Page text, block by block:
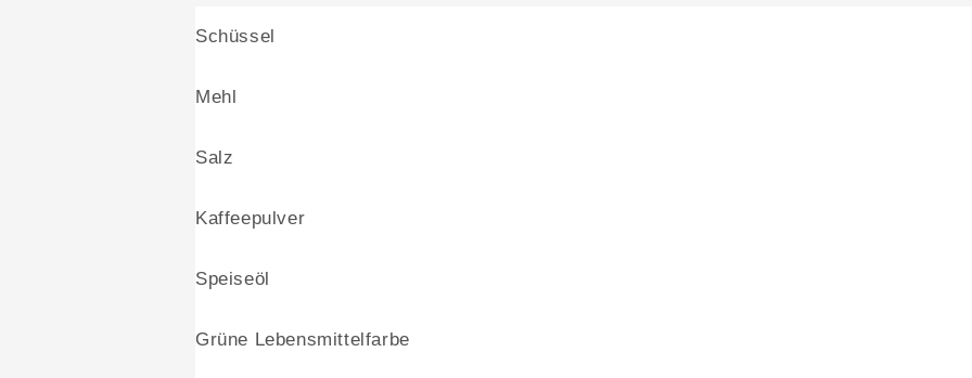
Schüssel
Mehl
Salz
Kaffeepulver
Speiseöl
Grüne Lebensmittelfarbe